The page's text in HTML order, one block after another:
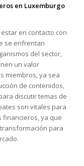
en Luxemburgo
en contacto con
se enfrentan
del sector,
un valor
miembros, ya sea
de contenidos,
discutir temas de
son vitales para
financieros, ya que
para